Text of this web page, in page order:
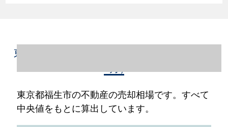
東京都福生市の不動産売却情報（2023年1～
東京都福生市の不動産の売却相場です。すべて
中央値をもとに算出しています。